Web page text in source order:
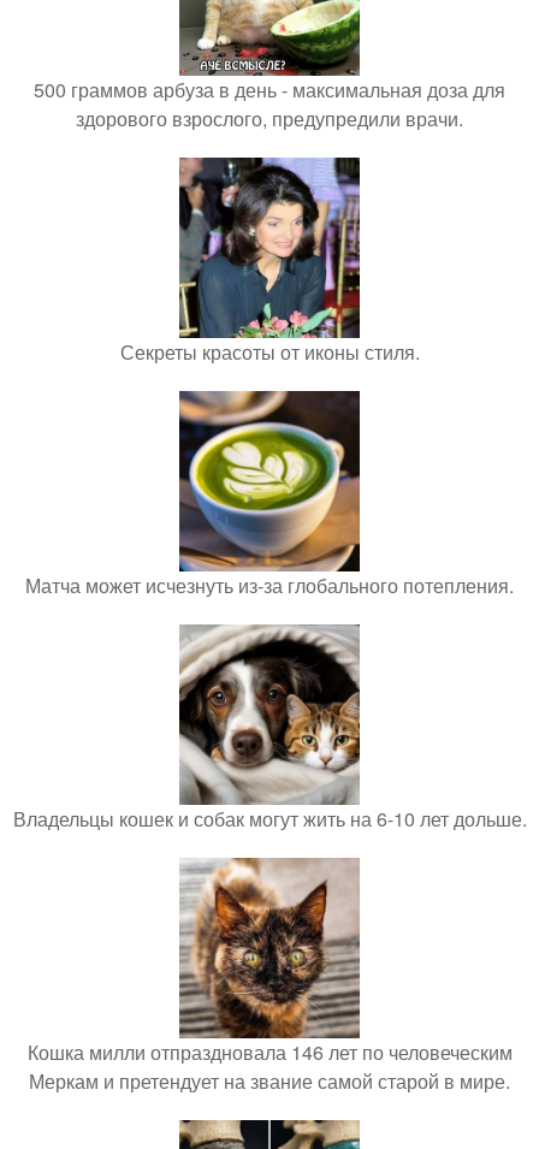
500 граммов арбуза в день - максимальная доза для
здорового взрослого, предупредили врачи.
Секреты красоты от иконы стиля.
Матча может исчезнуть из-за глобального потепления.
Владельцы кошек и собак могут жить на 6-10 лет дольше.
Кошка милли отпраздновала 146 лет по человеческим
Меркам и претендует на звание самой старой в мире.